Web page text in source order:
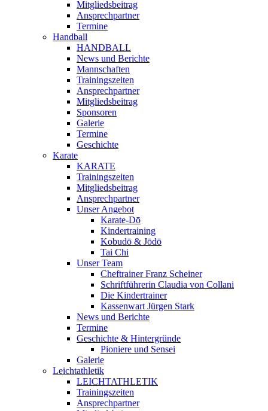
Mitgliedsbeitrag
Ansprechpartner
Termine
Handball
HANDBALL
News und Berichte
Mannschaften
Trainingszeiten
Ansprechpartner
Mitgliedsbeitrag
Sponsoren
Galerie
Termine
Geschichte
Karate
KARATE
Trainingszeiten
Mitgliedsbeitrag
Ansprechpartner
Unser Angebot
Karate-Dō
Kindertraining
Kobudō & Jōdō
Tai Chi
Unser Team
Cheftrainer Franz Scheiner
Schriftführerin Claudia von Collani
Die Kindertrainer
Kassenwart Jürgen Stark
News und Berichte
Termine
Geschichte & Hintergründe
Pioniere und Sensei
Galerie
Leichtathletik
LEICHTATHLETIK
Trainingszeiten
Ansprechpartner